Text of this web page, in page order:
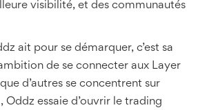
visibilité, et des communautés
ait pour se démarquer, c’est sa
de se connecter aux Layer
d’autres se concentrent sur
Oddz essaie d’ouvrir le trading